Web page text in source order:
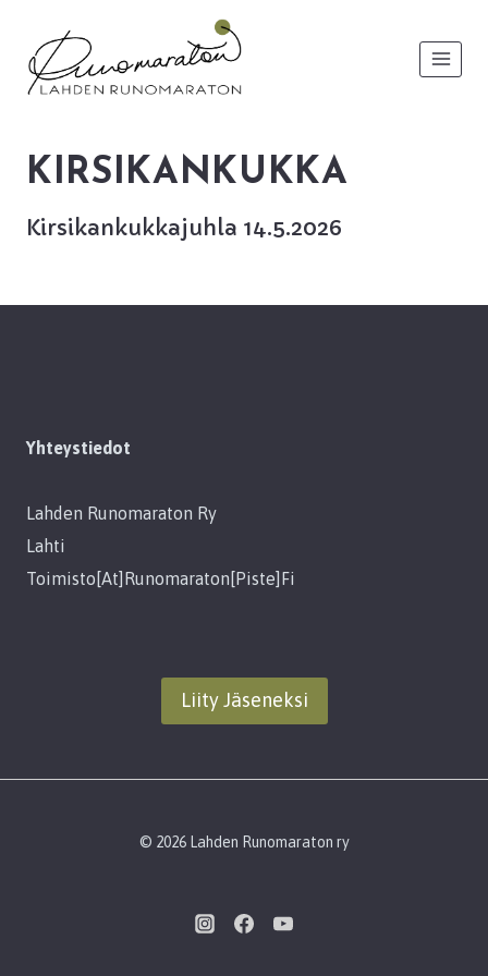
sisältöön
KIRSIKANKUKKA
Kirsikankukkajuhla 14.5.2026
Yhteystiedot
Lahden Runomaraton Ry
Lahti
Toimisto[at]runomaraton[piste]fi
Liity Jäseneksi
© 2026 Lahden Runomaraton ry